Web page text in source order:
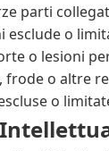
parti
esclude o
o lesioni
frode o altre
o